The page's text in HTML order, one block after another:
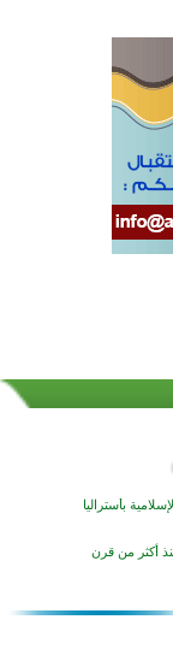
وموردوفيا هذا العام
في أزناكاييف
أكثر من قرن
مميزة